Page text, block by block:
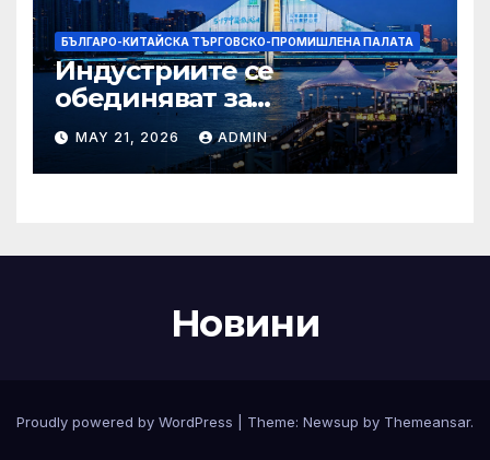
БЪЛГАРО-КИТАЙСКА ТЪРГОВСКО-ПРОМИШЛЕНА ПАЛАТА
Индустриите се
обединяват за
висококачествен растеж на
културния и
туристическия сектор
MAY 21, 2026 ADMIN
Новини
Proudly powered by WordPress Theme: Newsup by Themeansar.